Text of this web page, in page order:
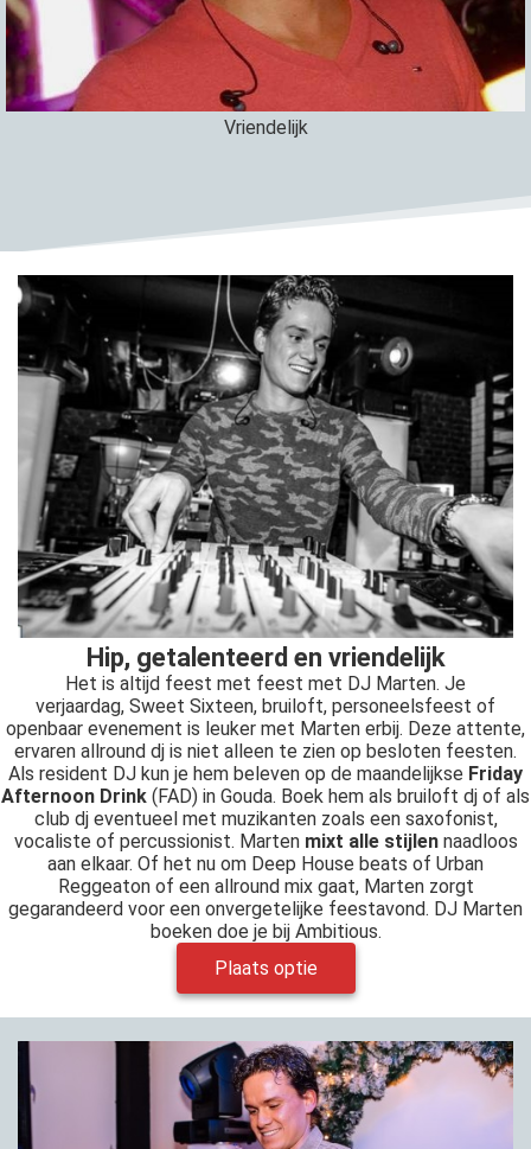
Vriendelijk
Hip, getalenteerd en vriendelijk
Het is altijd feest met feest met DJ Marten. Je
verjaardag, Sweet Sixteen, bruiloft, personeelsfeest of
openbaar evenement is leuker met Marten erbij. Deze attente,
ervaren allround dj is niet alleen te zien op besloten feesten.
Als resident DJ kun je hem beleven op de maandelijkse Friday
Afternoon Drink (FAD) in Gouda. Boek hem als bruiloft dj of als
club dj eventueel met muzikanten zoals een saxofonist,
vocaliste of percussionist. Marten mixt alle stijlennaadloos
aan elkaar. Of het nu om Deep House beats of Urban
Reggeaton of een allround mix gaat, Marten zorgt
gegarandeerd voor een onvergetelijke feestavond. DJ Marten
boeken doe je bij Ambitious.
Plaats optie